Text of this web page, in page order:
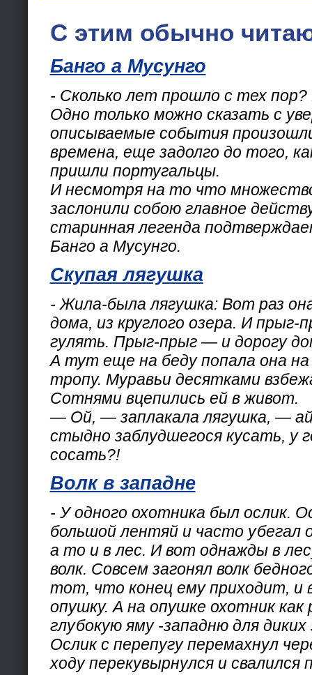
С этим обычно
Банго а Мусунго
- Сколько лет прошло с тех
Одно только можно сказать с
описываемые события
времена, еще задолго до того,
пришли португальцы.
И несмотря на то что
заслонили собою главное
старинная легенда
Банго а Мусунго.
Скупая лягушка
- Жила-была лягушка: Вот раз
дома, из круглого озера. И
гулять. Прыг-прыг — и дорогу
А тут еще на беду попала она
тропу. Муравьи десятками
Сотнями вцепились ей в живот.
— Ой, — заплакала лягушка, —
стыдно заблудшегося кусать, у
сосать?!
Волк в западне
- У одного охотника был ослик.
большой лентяй и часто убегал
а то и в лес. И вот однажды в
волк. Совсем загонял волк
тот, что конец ему приходит, и
опушку. А на опушке охотник как
глубокую яму -западню для диких
Ослик с перепугу перемахнул
ходу перекувырнулся и свалился